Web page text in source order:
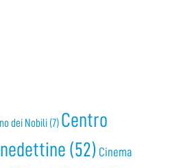
dei Nobili(7) Centro
(52) Cinema